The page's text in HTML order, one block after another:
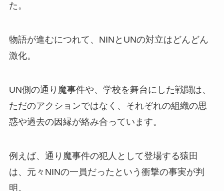
た。
物語が進むにつれて、NINとUNの対立はどんどん
激化。
UN側の通り魔事件や、学校を舞台にした戦闘は、
ただのアクションではなく、それぞれの組織の思
惑や過去の因縁が絡み合っています。
例えば、通り魔事件の犯人として登場する猿田
は、元々NINの一員だったという衝撃の事実が判
明。